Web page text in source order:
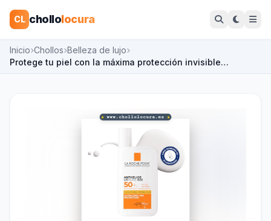
CL chollolocura
Inicio Chollos Belleza de lujo
Protege tu piel con la máxima protección invisible…